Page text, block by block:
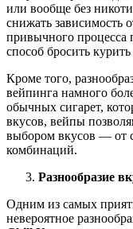
или вообще без
снижать зависимость
привычного процесса
способ бросить
Кроме того,
вейпинга намного
обычных сигарет,
вкусов, вейпы
выбором вкусов — от
комбинаций.
Разнообразие
Одним из самых
невероятное